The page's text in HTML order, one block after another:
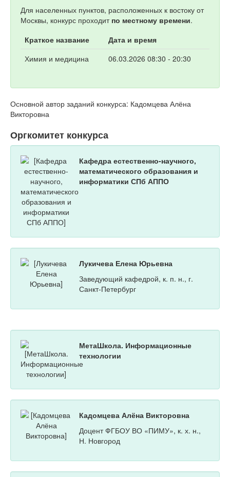
Для населенных пунктов, расположенных к востоку от
Москвы, конкурс проходит по местному времени.
Краткое название
Дата и время
Химия и медицина
06.03.2026 08:30 - 20:30
Основной автор заданий конкурса: Кадомцева Алёна
Викторовна
Оргкомитет конкурса
Кафедра естественно-научного,
математического образования и
информатики СПб АППО
Лукичева Елена Юрьевна
Заведующий кафедрой, к. п. н., г.
Санкт-Петербург
МетаШкола. Информационные
технологии
Кадомцева Алёна Викторовна
Доцент ФГБОУ ВО «ПИМУ», к. х. н.,
Н. Новгород